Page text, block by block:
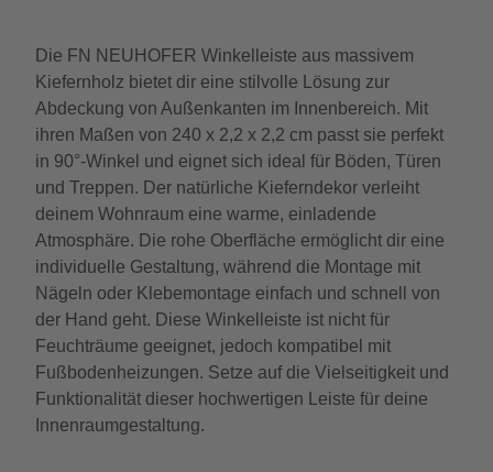
Die FN NEUHOFER Winkelleiste aus massivem
Kiefernholz bietet dir eine stilvolle Lösung zur
Abdeckung von Außenkanten im Innenbereich. Mit
ihren Maßen von 240 x 2,2 x 2,2 cm passt sie perfekt
in 90°-Winkel und eignet sich ideal für Böden, Türen
und Treppen. Der natürliche Kieferndekor verleiht
deinem Wohnraum eine warme, einladende
Atmosphäre. Die rohe Oberfläche ermöglicht dir eine
individuelle Gestaltung, während die Montage mit
Nägeln oder Klebemontage einfach und schnell von
der Hand geht. Diese Winkelleiste ist nicht für
Feuchträume geeignet, jedoch kompatibel mit
Fußbodenheizungen. Setze auf die Vielseitigkeit und
Funktionalität dieser hochwertigen Leiste für deine
Innenraumgestaltung.